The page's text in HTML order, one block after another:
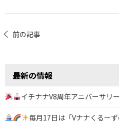
投
ビ
ゲ
ー
前の記事
最新の情報
イチナナV8周年アニバーサリ
毎月17日は「Vナナくるーず